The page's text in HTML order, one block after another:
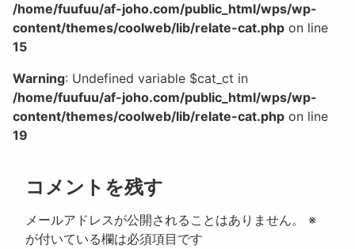
/home/fuufuu/af-joho.com/public_html/wps/wp-
content/themes/coolweb/lib/relate-cat.php on line
15
Warning: Undefined variable $cat_ct in
/home/fuufuu/af-joho.com/public_html/wps/wp-
content/themes/coolweb/lib/relate-cat.php on line
19
コメントを残す
メールアドレスが公開されることはありません。
※
が付いている欄は必須項目です